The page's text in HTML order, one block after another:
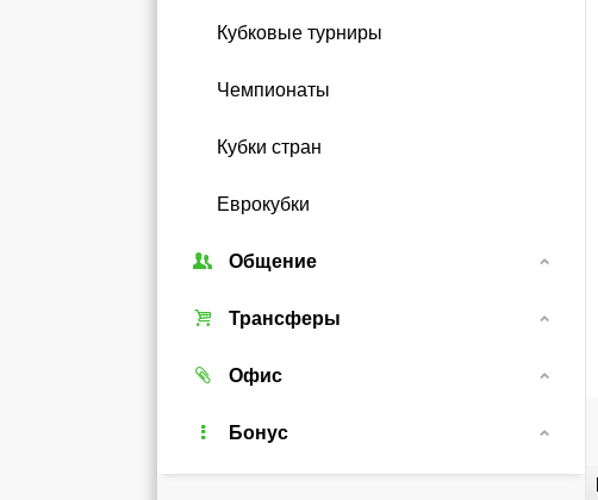
Кубковые турниры
Чемпионаты
Кубки стран
Еврокубки
Общение
Союзы
Форум
Чат
Трансферы
Трансферный рынок
Реальные игроки
Офис
Легенды
Бонус